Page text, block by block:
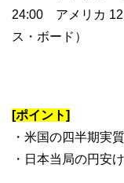
24:00 アメリカ 12
ス・ボード）
[ポイント]
・米国の四半期実
・日本当局の円安